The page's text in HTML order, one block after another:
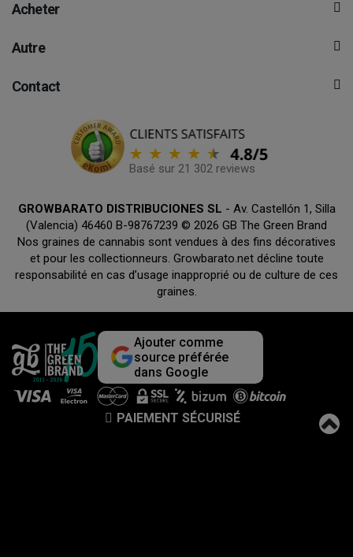
Acheter
Autre
Contact
Basé sur 21 302 reviews
GROWBARATO DISTRIBUCIONES SL - Av. Castellón 1, Silla
(Valencia) 46460 B-98767239 © 2026 GB The Green Brand
Nos graines de cannabis sont vendues à des fins décoratives
et pour les collectionneurs. Growbarato.net décline toute
responsabilité en cas d’usage inapproprié ou de culture de ces
graines.
Ajouter comme
source préférée
dans Google
PAIEMENT SÉCURISÉ